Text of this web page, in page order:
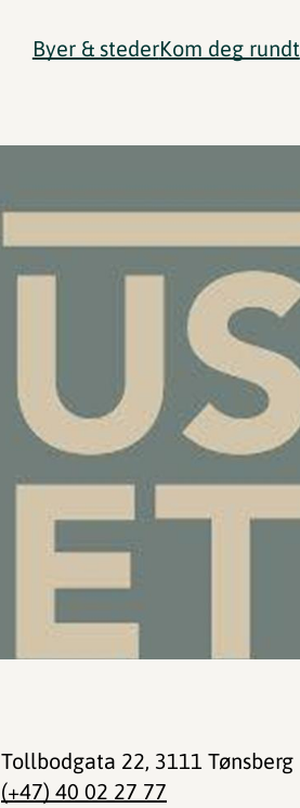
Byer & stederKom deg rundt
Tollbodgata 22, 3111 Tønsberg
(+47) 40 02 27 77